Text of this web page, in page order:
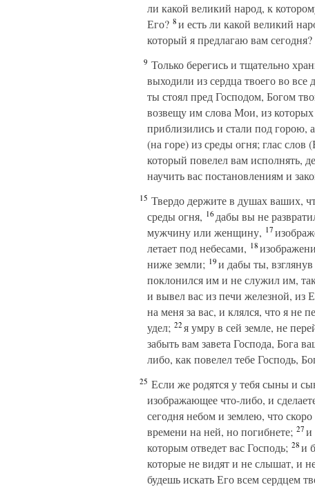
ли какой великий народ, к
Его? 8и есть ли какой великий
который я предлагаю вам сегодня?
9 Только берегись и тщательно
выходили из сердца твоего во
ты стоял пред Господом, Богом
возвещу им слова Мои, из
приблизились и стали под горою,
(на горе) из среды огня; глас
который повелел вам исполнять,
научить вас постановлениям и
15 Твердо держите в душах ваших,
среды огня, 16дабы вы не
мужчину или женщину, 17
летает под небесами, 18
ниже земли; 19и дабы ты, взглянув
поклонился им и не служил им,
и вывел вас из печи железной, из
на меня за вас, и клялся, что я не
удел; 22я умру в сей земле, не
забыть вам завета Господа, Бога
либо, как повелел тебе Господь,
25 Если же родятся у тебя сыны и
изображающее что-либо, и
сегодня небом и землею, что
времени на ней, но погибнете; 27и
которым отведет вас Господь; 28и
которые не видят и не слышат, и
будешь искать Его всем сердцем